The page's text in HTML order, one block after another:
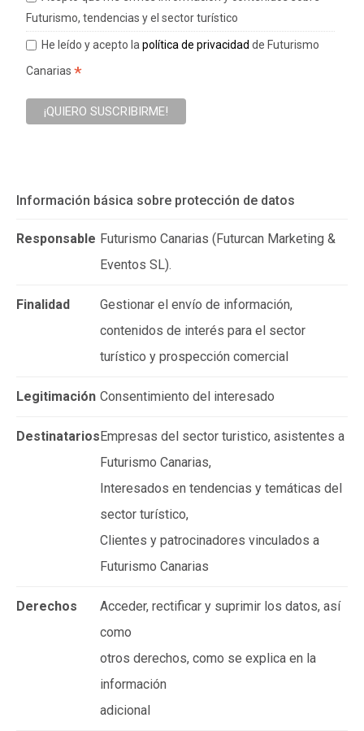
Futurismo, tendencias y el sector turístico
He leído y acepto lapolítica de privacidad de Futurismo
Canarias*
Información básica sobre protección de datos
Responsable Futurismo Canarias (Futurcan Marketing &
Eventos SL).
Finalidad
Gestionar el envío de información,
contenidos de interés para el sector
turístico y prospección comercial
Legitimación Consentimiento del interesado
Destinatarios Empresas del sector turistico, asistentes a
Futurismo Canarias,
Interesados en tendencias y temáticas del
sector turístico,
Clientes y patrocinadores vinculados a
Futurismo Canarias
Derechos
Acceder, rectificar y suprimir los datos, así
como
otros derechos, como se explica en la
información
adicional